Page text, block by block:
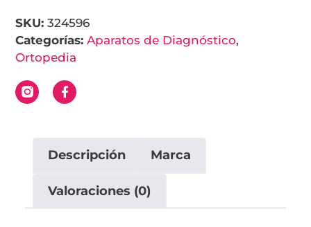
SKU:324596
Categorías: Aparatos de Diagnóstico,
Ortopedia
Descripción Marca
Valoraciones (0)